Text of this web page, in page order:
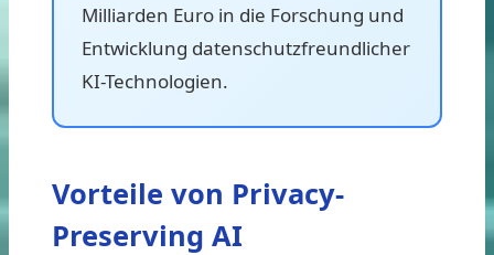
Milliarden Euro in die Forschung und
Entwicklung datenschutzfreundlicher
KI-Technologien.
Vorteile von Privacy-
Preserving AI